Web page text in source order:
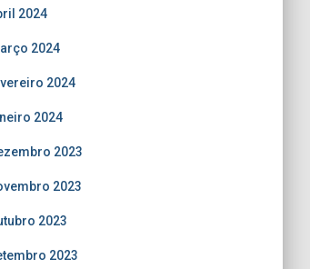
2024
2024
2024
2024
2023
2023
2023
2023